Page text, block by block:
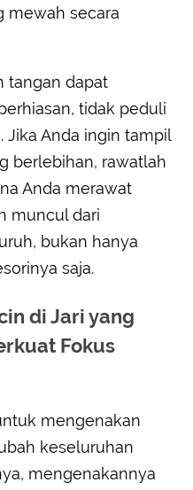
mewah secara
tangan dapat
tidak peduli
Jika Anda ingin tampil
berlebihan, rawatlah
Anda merawat
muncul dari
bukan hanya
saja.
di Jari yang
Fokus
mengenakan
keseluruhan
mengenakannya